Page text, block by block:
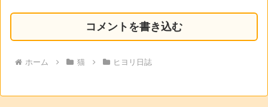
コメントを書き込む
ホーム 猫 ヒヨリ日誌